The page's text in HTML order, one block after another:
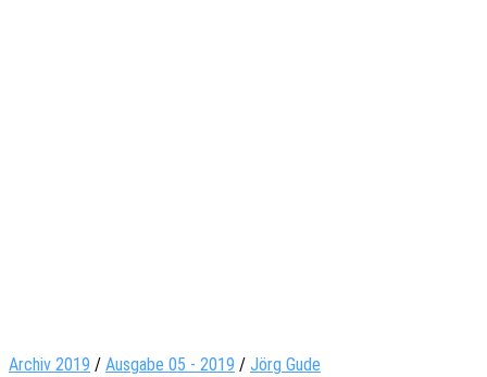
Archiv 2019 / Ausgabe 05 - 2019 / Jörg Gude